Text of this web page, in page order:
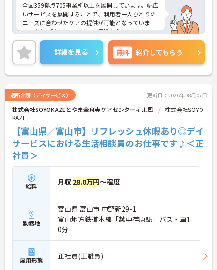
全国359拠点705事業所以上を展開しています。幅広
いサービスを展開することで、利用者一人ひとりの
ニーズに合わせたケアの提供が可能となっていま
す。また、職員もサービスの選択を含め、ライフス
タイルに合わせた働き方の選択肢が多くあります。
入社時研修はもちろん、サービス・職種ごとに研修
カリキュラムが整っており学び成長できる環境で
す。
ご興味のある方は面接対策ポイントなどお話致しま
詳細を見る 無料 紹介してもらう
通所介護（デイサービス） 更新日：2026年08月07日
株式会社SOYOKAZEとやま金泉寺ケアセンターそよ風
株式会社SOYO
KAZE
【富山県／富山市】リフレッシュ休暇あり◎デイ
サービスにおける生活相談員のお仕事です♪＜正
社員＞
給料 月収 28.0万円～程度
勤務地
富山県 富山市 中野新29-1
富山地方鉄道本線「越中荏原駅」バス・車1
0分
雇用形態 正社員(正職員)